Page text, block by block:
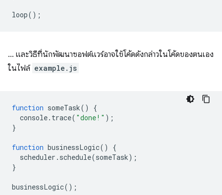
loop();
… และวิธีที่นักพัฒนาซอฟต์แวร์อาจใช้โค้ดดังกล่าวในโค้ดของตนเอง
ในไฟล์ example.js
function someTask()
{
console. trace( "done!" );
}
function businessLogic()
{
scheduler . schedule(someTask);
}
businessLogic();